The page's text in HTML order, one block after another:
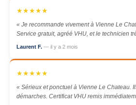
★★★★★
« Je recommande vivement à Vienne Le
Service gratuit, agréé VHU, et le technicien
Laurent F. — il y a 2 mois
★★★★★
« Sérieux et ponctuel à Vienne Le Chateau.
démarches. Certificat VHU remis